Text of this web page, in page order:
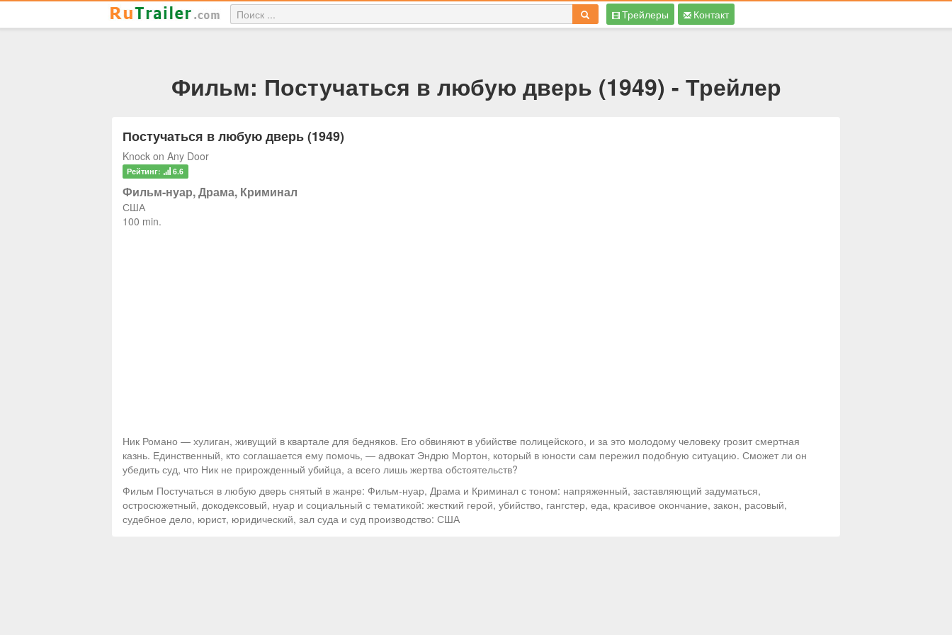
Трейлеры Контакт
Фильм: Постучаться в любую дверь (1949) - Трейлер
Постучаться в любую дверь (1949)
Knock on Any Door
Рейтинг: 6.6
Фильм-нуар, Драма, Криминал
США
100 min.
Ник Романо — хулиган, живущий в квартале для бедняков. Его обвиняют в убийстве полицейского, и за это молодому человеку грозит смертная
казнь. Единственный, кто соглашается ему помочь, — адвокат Эндрю Мортон, который в юности сам пережил подобную ситуацию. Сможет ли он
убедить суд, что Ник не прирожденный убийца, а всего лишь жертва обстоятельств?
Фильм Постучаться в любую дверь снятый в жанре: Фильм-нуар, Драма и Криминал с тоном: напряженный, заставляющий задуматься,
остросюжетный, докодексовый, нуар и социальный с тематикой: жесткий герой, убийство, гангстер, еда, красивое окончание, закон, расовый,
судебное дело, юрист, юридический, зал суда и суд производство: США